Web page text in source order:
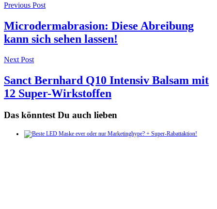
Post
navigation
Previous Post
Microdermabrasion: Diese Abreibung
kann sich sehen lassen!
Next Post
Sanct Bernhard Q10 Intensiv Balsam mit
12 Super-Wirkstoffen
Das könntest Du auch lieben